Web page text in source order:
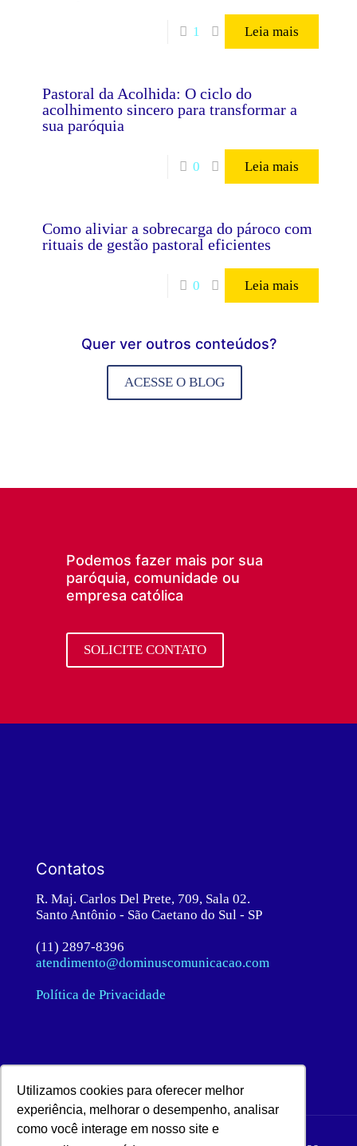
Utilizamos cookies para oferecer melhor
experiência, melhorar o desempenho, analisar
como você interage em nosso site e
1 Leia mais
Pastoral da Acolhida: O ciclo do
acolhimento sincero para transformar a
sua paróquia
0 Leia mais
Como aliviar a sobrecarga do pároco com
rituais de gestão pastoral eficientes
0 Leia mais
Quer ver outros conteúdos?
ACESSE O BLOG
Podemos fazer mais por sua
paróquia, comunidade ou
empresa católica
SOLICITE CONTATO
Contatos
R. Maj. Carlos Del Prete, 709, Sala 02.
Santo Antônio - São Caetano do Sul - SP
(11) 2897-8396
atendimento@dominuscomunicacao.com
Política de Privacidade